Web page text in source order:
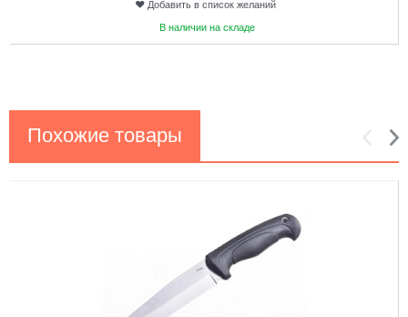
Добавить в список желаний
В наличии на складе
Похожие товары